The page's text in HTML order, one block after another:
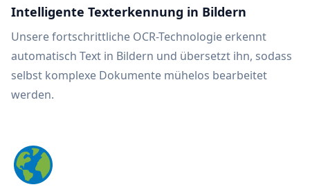
Intelligente Texterkennung in Bildern
Unsere fortschrittliche OCR-Technologie erkennt
automatisch Text in Bildern und übersetzt ihn, sodass
selbst komplexe Dokumente mühelos bearbeitet
werden.